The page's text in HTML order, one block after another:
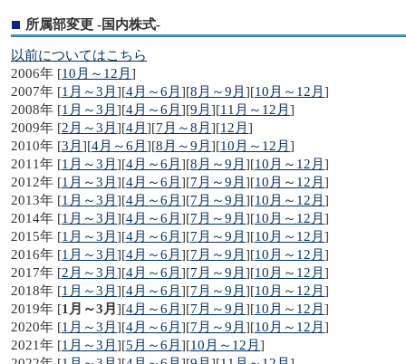
所属部変更 -国内株式-
以前についてはこちら
2006年 [10月～12月 ]
2007年 [1月～3月 ][4月～6月 ][8月～9月 ][10月～12月 ]
2008年 [1月～3月 ][4月～6月 ][9月 ][11月～12月 ]
2009年 [2月～3月 ][4月 ][7月～8月 ][12月 ]
2010年 [3月 ][4月～6月 ][8月～9月 ][10月～12月 ]
2011年 [1月～3月 ][4月～6月 ][8月～9月 ][10月～12月 ]
2012年 [1月～3月 ][4月～6月 ][7月～9月 ][10月～12月 ]
2013年 [1月～3月 ][4月～6月 ][7月～9月 ][10月～12月 ]
2014年 [1月～3月 ][4月～6月 ][7月～9月 ][10月～12月 ]
2015年 [1月～3月 ][4月～6月 ][7月～9月 ][10月～12月 ]
2016年 [1月～3月 ][4月～6月 ][7月～9月 ][10月～12月 ]
2017年 [2月～3月 ][4月～6月 ][7月～9月 ][10月～12月 ]
2018年 [1月～3月 ][4月～6月 ][7月～9月 ][10月～12月 ]
2019年 [1月～3月 ][4月～6月 ][7月～9月 ][10月～12月 ]
2020年 [1月～3月 ][4月～6月 ][7月～9月 ][10月～12月 ]
2021年 [1月～3月 ][5月～6月 ][10月～12月 ]